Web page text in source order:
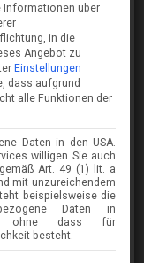
Informationen über
in die
Angebot zu
Einstellungen
dass aufgrund
alle Funktionen der
Daten in den USA.
willigen Sie auch
Art. 49 (1) lit. a
mit unzureichendem
beispielsweise die
Daten in
ohne dass für
besteht.